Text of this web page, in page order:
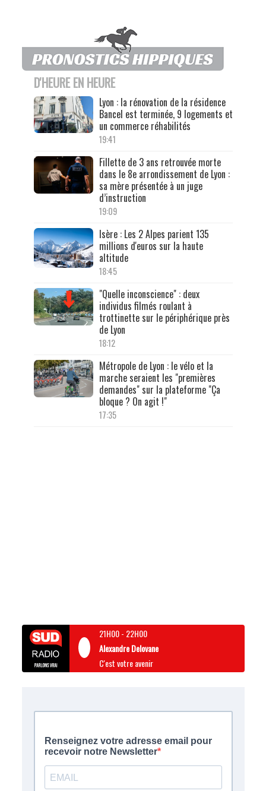
D'HEURE EN HEURE
Lyon : la rénovation de la résidence
Bancel est terminée, 9 logements et
un commerce réhabilités
19:41
Fillette de 3 ans retrouvée morte
dans le 8e arrondissement de Lyon :
sa mère présentée à un juge
d’instruction
19:09
Isère : Les 2 Alpes parient 135
millions d'euros sur la haute
altitude
18:45
"Quelle inconscience" : deux
individus filmés roulant à
trottinette sur le périphérique près
de Lyon
18:12
Métropole de Lyon : le vélo et la
marche seraient les "premières
demandes" sur la plateforme "Ça
bloque ? On agit !"
17:35
21H00- 22H00
Alexandre Delovane
C'est votre avenir